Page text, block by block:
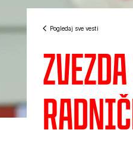
Pogledaj sve vesti